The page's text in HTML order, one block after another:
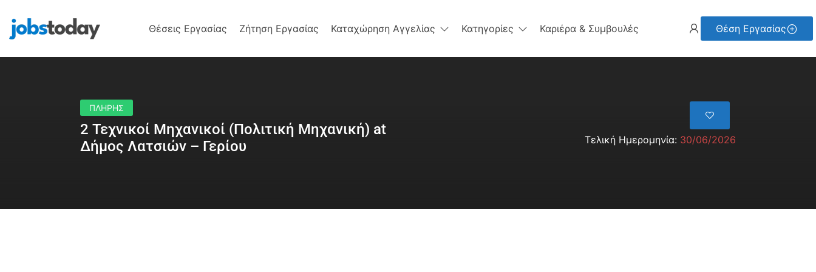
Θέσεις Εργασίας Ζήτηση Εργασίας Καταχώρηση Αγγελίας Κατηγορίες Καριέρα & Συμβουλές Θέση Εργασίας
ΠΛΗΡΗΣ
2 Τεχνικοί Μηχανικοί (Πολιτική Μηχανική) at
Δήμος Λατσιών – Γερίου
Τελική Ημερομηνία: 30/06/2026